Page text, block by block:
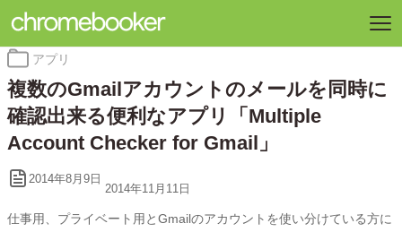
カ
ゴ
リ
ー:
アプリ
複数のGmailアカウントのメールを同時に
確認出来る便利なアプリ「Multiple
Account Checker for Gmail」
2014年8月9日
2014年11月11日
仕事用、プライベート用とGmailのアカウントを使い分けている方に